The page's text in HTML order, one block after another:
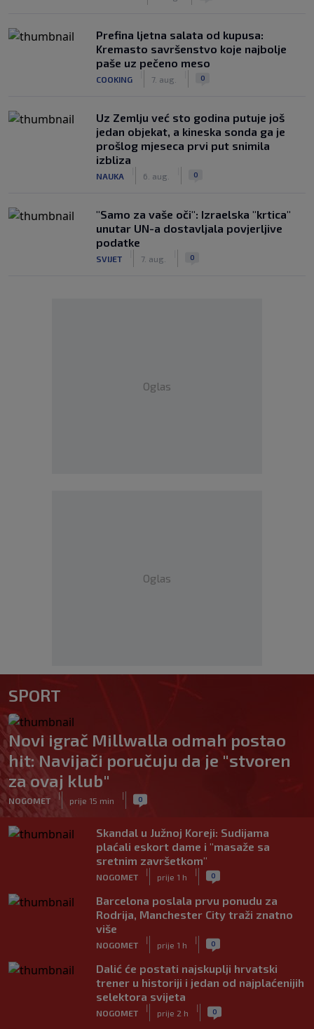
Prefina ljetna salata od kupusa:
Kremasto savršenstvo koje najbolje
paše uz pečeno meso
COOKING 7. aug. 0
Uz Zemlju već sto godina putuje još
jedan objekat, a kineska sonda ga je
prošlog mjeseca prvi put snimila
izbliza
NAUKA 6. aug. 0
"Samo za vaše oči": Izraelska "krtica"
unutar UN-a dostavljala povjerljive
podatke
SVIJET 7. aug. 0
Oglas
Oglas
SPORT
Novi igrač Millwalla odmah postao
hit: Navijači poručuju da je "stvoren
za ovaj klub"
NOGOMET
|
prije 15 min
| 0
Skandal u Južnoj Koreji: Sudijama
plaćali eskort dame i "masaže sa
sretnim završetkom"
NOGOMET
|
prije 1 h
| 0
Barcelona poslala prvu ponudu za
Rodrija, Manchester City traži znatno
više
NOGOMET
|
prije 1 h
| 0
Dalić će postati najskuplji hrvatski
trener u historiji i jedan od najplaćenijih
selektora svijeta
NOGOMET
|
prije 2 h
| 0